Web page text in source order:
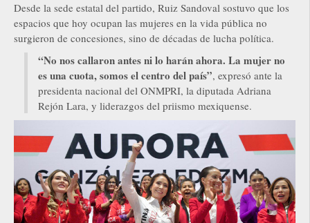
Desde la sede estatal del partido, Ruiz Sandoval sostuvo que los
espacios que hoy ocupan las mujeres en la vida pública no
surgieron de concesiones, sino de décadas de lucha política.
“No nos callaron antes ni lo harán ahora. La mujer no
es una cuota, somos el centro del país”, expresó ante la
presidenta nacional del ONMPRI, la diputada Adriana
Rejón Lara, y liderazgos del priismo mexiquense.